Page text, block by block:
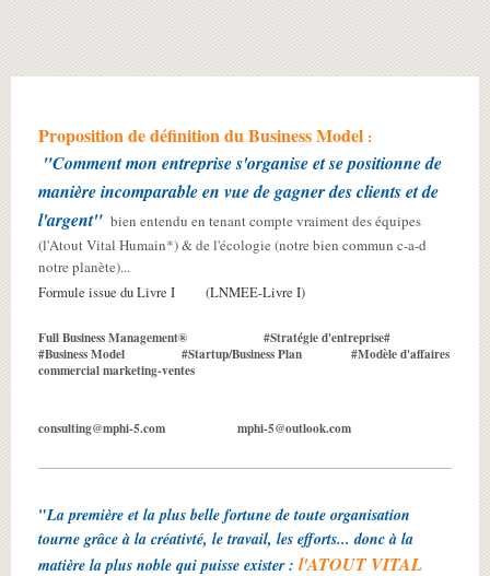
Proposition de définition du Business Model :
"Comment mon entreprise s'organise et se positionne de
manière incomparable en vue de gagner des clients et de
l'argent" bien entendu en tenant compte vraiment des équipes
(l'Atout Vital Humain*) & de l'écologie (notre bien commun c-a-d
notre planète)...
Formule issue du Livre I (LNMEE-Livre I)
Full Business Management® #Stratégie d'entreprise#
#Business Model #Startup/Business Plan #Modèle d'affaires
commercial marketing-ventes
consulting@mphi-5.com mphi-5@outlook.com
"La première et la plus belle fortune de toute organisation
tourne grâce à la créativté, le travail, les efforts... donc à la
matière la plus noble qui puisse exister : l'ATOUT VITAL